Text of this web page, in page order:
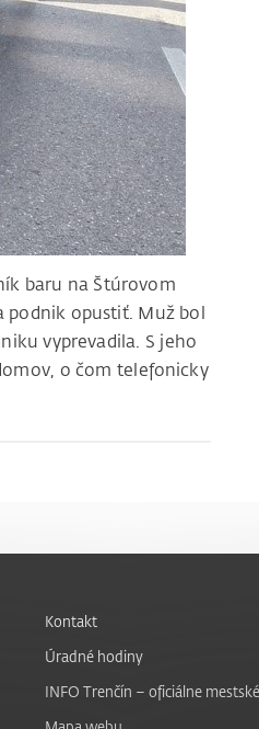
baru na Štúrovom
podnik opustiť. Muž bol
vyprevadila. S jeho
o čom telefonicky
Kontakt
Úradné hodiny
INFO Trenčín – oficiálne